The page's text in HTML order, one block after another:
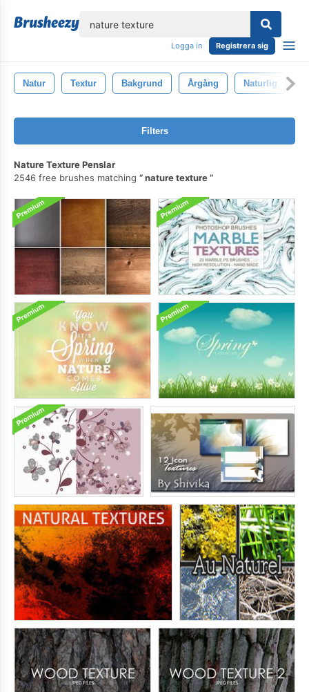
Logga in Registrera sig
Natur Textur Bakgrund Årgång Naturlig
Filters
Nature Texture Penslar
2546 free brushes matching
nature texture